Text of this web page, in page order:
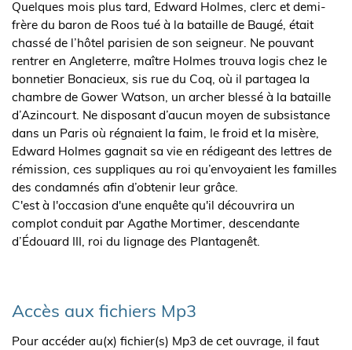
Quelques mois plus tard, Edward Holmes, clerc et demi-
frère du baron de Roos tué à la bataille de Baugé, était
chassé de l’hôtel parisien de son seigneur. Ne pouvant
rentrer en Angleterre, maître Holmes trouva logis chez le
bonnetier Bonacieux, sis rue du Coq, où il partagea la
chambre de Gower Watson, un archer blessé à la bataille
d’Azincourt. Ne disposant d’aucun moyen de subsistance
dans un Paris où régnaient la faim, le froid et la misère,
Edward Holmes gagnait sa vie en rédigeant des lettres de
rémission, ces suppliques au roi qu’envoyaient les familles
des condamnés afin d’obtenir leur grâce.
C'est à l'occasion d'une enquête qu'il découvrira un
complot conduit par Agathe Mortimer, descendante
d’Édouard III, roi du lignage des Plantagenêt.
Accès aux fichiers Mp3
Pour accéder au(x) fichier(s) Mp3 de cet ouvrage, il faut